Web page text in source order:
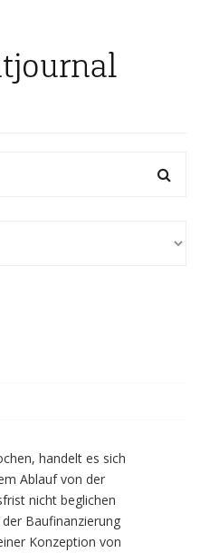
handelt es sich
Ablauf von der
nicht beglichen
Baufinanzierung
Konzeption von